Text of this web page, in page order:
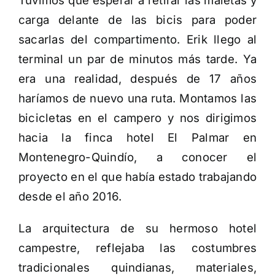
carga delante de las bicis para poder
sacarlas del compartimento. Erik llego al
terminal un par de minutos más tarde. Ya
era una realidad, después de 17 años
haríamos de nuevo una ruta. Montamos las
bicicletas en el campero y nos dirigimos
hacia la finca hotel El Palmar en
Montenegro-Quindío, a conocer el
proyecto en el que había estado trabajando
desde el año 2016.
La arquitectura de su hermoso hotel
campestre, reflejaba las costumbres
tradicionales quindianas, materiales,